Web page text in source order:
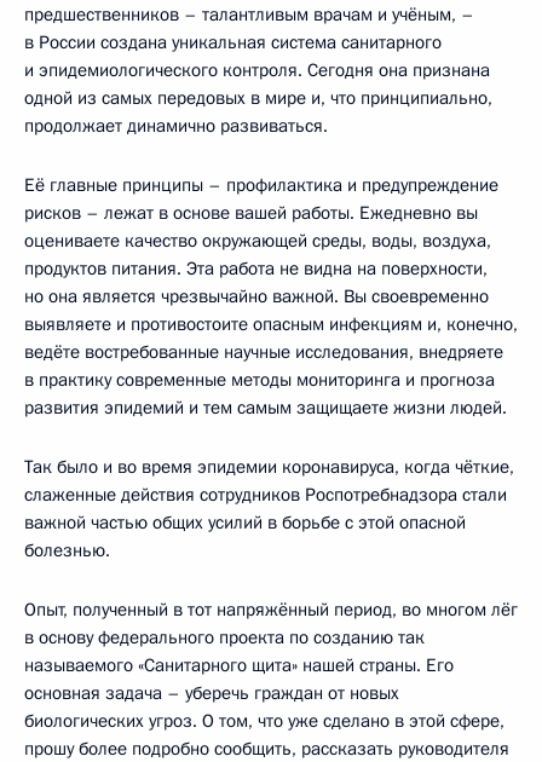
предшественников – талантливым врачам и учёным, –
в России создана уникальная система санитарного
и эпидемиологического контроля. Сегодня она признана
одной из самых передовых в мире и, что принципиально,
продолжает динамично развиваться.
Её главные принципы – профилактика и предупреждение
рисков – лежат в основе вашей работы. Ежедневно вы
оцениваете качество окружающей среды, воды, воздуха,
продуктов питания. Эта работа не видна на поверхности,
но она является чрезвычайно важной. Вы своевременно
выявляете и противостоите опасным инфекциям и, конечно,
ведёте востребованные научные исследования, внедряете
в практику современные методы мониторинга и прогноза
развития эпидемий и тем самым защищаете жизни людей.
Так было и во время эпидемии коронавируса, когда чёткие,
слаженные действия сотрудников Роспотребнадзора стали
важной частью общих усилий в борьбе с этой опасной
болезнью.
Опыт, полученный в тот напряжённый период, во многом лёг
в основу федерального проекта по созданию так
называемого «Санитарного щита» нашей страны. Его
основная задача – уберечь граждан от новых
биологических угроз. О том, что уже сделано в этой сфере,
прошу более подробно сообщить, рассказать руководителя